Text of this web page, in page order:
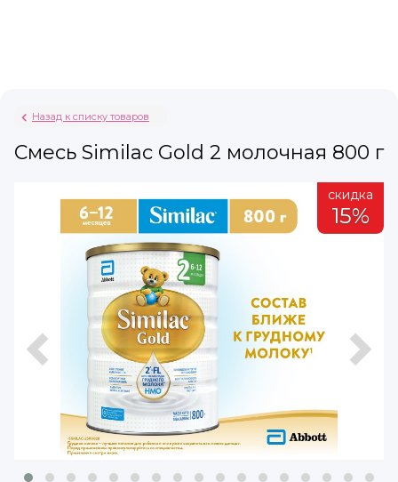
Назад к списку товаров
Смесь Similac Gold 2 молочная 800 г
скидка
15%